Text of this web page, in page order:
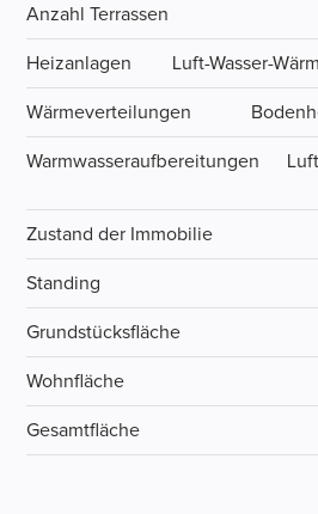
Anzahl Terrassen
Heizanlagen Luft-Wasser-
Wärmeverteilungen
Warmwasseraufbereitungen
Zustand der Immobilie
Standing
Grundstücksfläche
Wohnfläche
Gesamtfläche